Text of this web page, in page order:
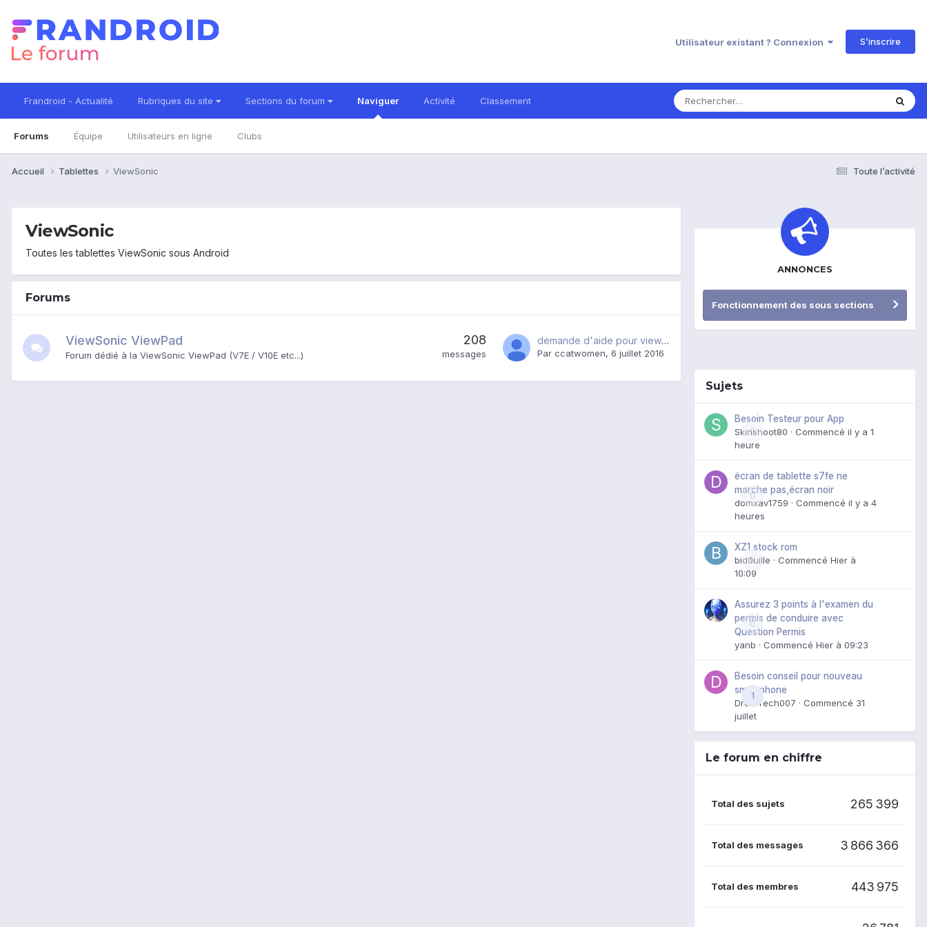
Utilisateur existant ? Connexion S’inscrire
Frandroid - Actualité Rubriques du site Sections du forum Naviguer
Forums Équipe Utilisateurs en ligne Clubs
Activité Classement
Toute l’activité
Accueil Tablettes ViewSonic
ViewSonic
Toutes les tablettes ViewSonic sous Android
Forums
ViewSonic ViewPad
Forum dédié à la ViewSonic ViewPad (V7E / V10E etc...)
208
messages
demande d'aide pour viewpad 10s
Par ccatwomen, 6 juillet 2016
ANNONCES
Fonctionnement des sous sections
Sujets
0
Besoin Testeur pour App
Skinshoot80 · Commencé il y a 1
heure
0
écran de tablette s7fe ne
marche pas,écran noir
domxav1759 · Commencé il y a 4
heures
0
XZ1 stock rom
bid0uille · Commencé Hier à
10:09
0
Assurez 3 points à l'examen du
permis de conduire avec
Question Permis
yanb · Commencé Hier à 09:23
1
Besoin conseil pour nouveau
smartphone
DroidTech007 · Commencé 31
juillet
Le forum en chiffre
Total des sujets 265 399
Total des messages 3 866 366
Total des membres 443 975